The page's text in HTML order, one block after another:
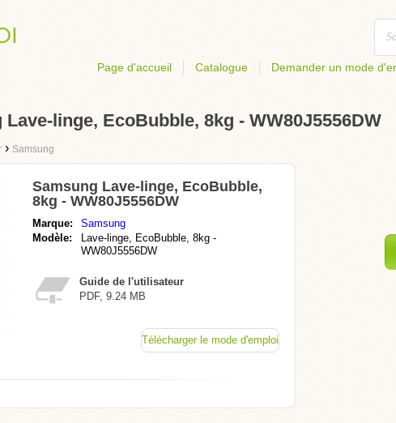
Page d'accueil Catalogue Demander un mode
linge, EcoBubble, 8kg - WW80J5556DW
› Samsung
Samsung Lave-linge, EcoBubble,
8kg - WW80J5556DW
Marque:
Samsung
Modèle:
Lave-linge, EcoBubble, 8kg -
WW80J5556DW
Guide de l'utilisateur
PDF, 9.24 MB
Télécharger le mode d'emploi